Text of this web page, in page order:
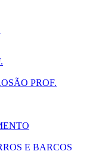
PROF.
E BARCOS